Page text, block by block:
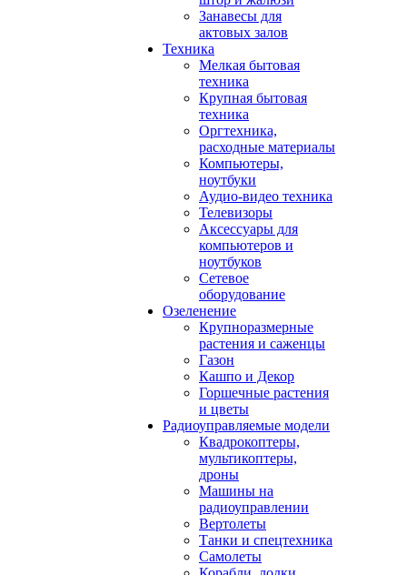
Занавесы для
актовых залов
Техника
Мелкая бытовая
техника
Крупная бытовая
техника
Оргтехника,
расходные материалы
Компьютеры,
ноутбуки
Аудио-видео техника
Телевизоры
Аксессуары для
компьютеров и
ноутбуков
Сетевое
оборудование
Озеленение
Крупноразмерные
растения и саженцы
Газон
Кашпо и Декор
Горшечные растения
и цветы
Радиоуправляемые модели
Квадрокоптеры,
мультикоптеры,
дроны
Машины на
радиоуправлении
Вертолеты
Танки и спецтехника
Самолеты